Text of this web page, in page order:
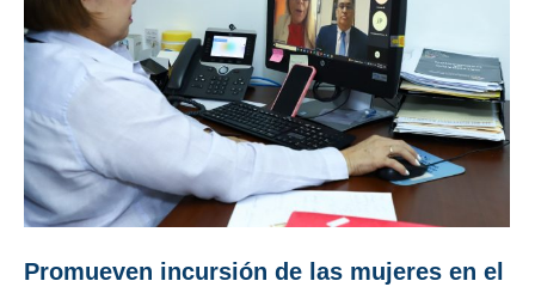
Promueven incursión de las mujeres en el